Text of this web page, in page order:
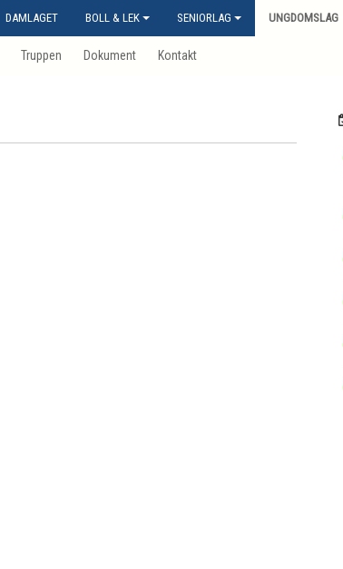
DAMLAGET BOLL & LEK SENIORLAG UNGDOMSLAG
Truppen Dokument Kontakt